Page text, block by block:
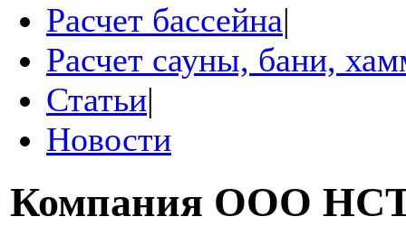
Расчет бассейна|
Расчет сауны, бани,
Статьи|
Новости
Компания ООО